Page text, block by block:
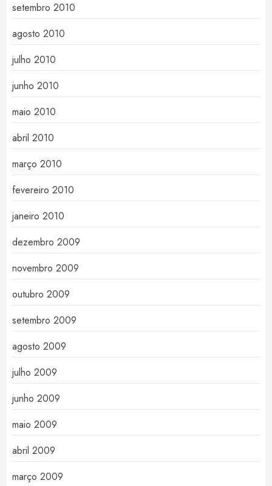
setembro 2010
agosto 2010
julho 2010
junho 2010
maio 2010
abril 2010
março 2010
fevereiro 2010
janeiro 2010
dezembro 2009
novembro 2009
outubro 2009
setembro 2009
agosto 2009
julho 2009
junho 2009
maio 2009
abril 2009
março 2009